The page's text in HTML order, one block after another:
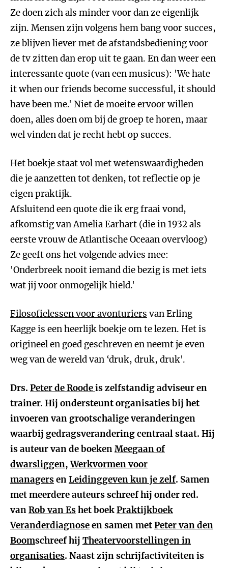
Ze doen zich als minder voor dan ze eigenlijk
zijn. Mensen zijn volgens hem bang voor succes,
ze blijven liever met de afstandsbediening voor
de tv zitten dan erop uit te gaan. En dan weer een
interessante quote (van een musicus): 'We hate
it when our friends become successful, it should
have been me.' Niet de moeite ervoor willen
doen, alles doen om bij de groep te horen, maar
wel vinden dat je recht hebt op succes.
Het boekje staat vol met wetenswaardigheden
die je aanzetten tot denken, tot reflectie op je
eigen praktijk.
Afsluitend een quote die ik erg fraai vond,
afkomstig van Amelia Earhart (die in 1932 als
eerste vrouw de Atlantische Oceaan overvloog)
Ze geeft ons het volgende advies mee:
'Onderbreek nooit iemand die bezig is met iets
wat jij voor onmogelijk hield.'
Filosofielessen voor avonturiers van Erling
Kagge is een heerlijk boekje om te lezen. Het is
origineel en goed geschreven en neemt je even
weg van de wereld van ‘druk, druk, druk'.
Drs. Peter de Roodeis zelfstandig adviseur en
trainer. Hij ondersteunt organisaties bij het
invoeren van grootschalige veranderingen
waarbij gedragsverandering centraal staat. Hij
is auteur van de boekenMeegaan of
dwarsliggen,Werkvormen voor
managersenLeidinggeven kun je zelf. Samen
met meerdere auteurs schreef hij onder red.
vanRob van Eshet boekPraktijkboek
Veranderdiagnoseen samen metPeter van den
Boomschreef hij Theatervoorstellingen in
organisaties. Naast zijn schrijfactiviteiten is